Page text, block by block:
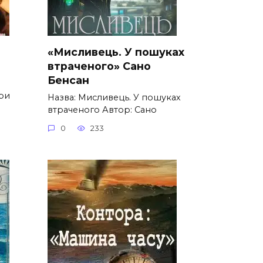
«Мисливець. У пошуках
втраченого» Сано
Бенсан
Назва: Мисливець. У пошуках
втраченого Автор: Сано
0 233